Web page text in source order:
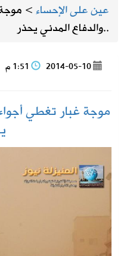
عين على الإحساء>
..والدفاع المدني يحذر
2014-05-10
موجة غبار تغطي